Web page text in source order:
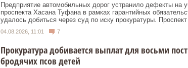
Предприятие автомобильных дорог устранило дефекты на
проспекта Хасана Туфана в рамках гарантийных
удалось добиться через суд по иску прокуратуры. Проспект
04.08.2026, 11:01 7
Прокуратура добивается выплат для восьми
бродячих псов детей